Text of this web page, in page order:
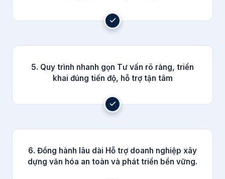
5. Quy trình nhanh gọn Tư vấn rõ ràng, triển
khai đúng tiến độ, hỗ trợ tận tâm
6. Đồng hành lâu dài Hỗ trợ doanh nghiệp xây
dựng văn hóa an toàn và phát triển bền vững.